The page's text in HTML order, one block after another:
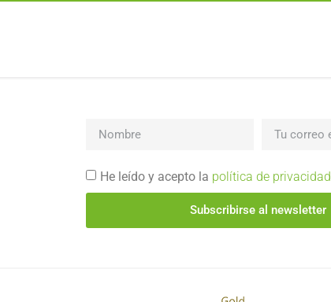
He leído y acepto la política de privacidad
Subscribirse al newsletter